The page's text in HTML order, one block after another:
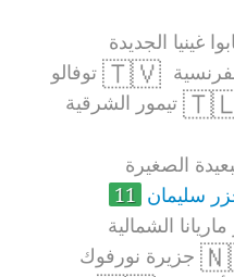
غينيا الجديدة
🇹🇻توفالو
تيمور الشرقية
الصغيرة
سليمان 11
الشمالية
جزيرة نورفوك